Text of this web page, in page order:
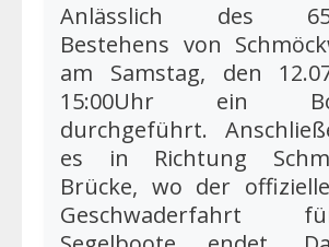
Anlässlich des
Bestehens von
am Samstag, den
15:00Uhr ein
durchgeführt.
es in Richtung
Brücke, wo der